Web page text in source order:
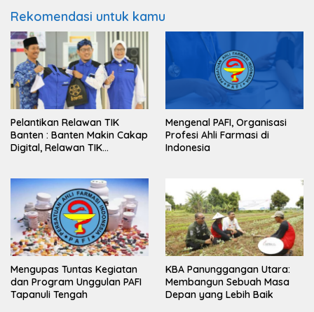
Rekomendasi untuk kamu
Pelantikan Relawan TIK
Banten : Banten Makin Cakap
Digital, Relawan TIK
Mengenal PAFI, Organisasi
Profesi Ahli Farmasi di
Indonesia
Mengupas Tuntas Kegiatan
dan Program Unggulan PAFI
Tapanuli Tengah
KBA Panunggangan Utara:
Membangun Sebuah Masa
Depan yang Lebih Baik